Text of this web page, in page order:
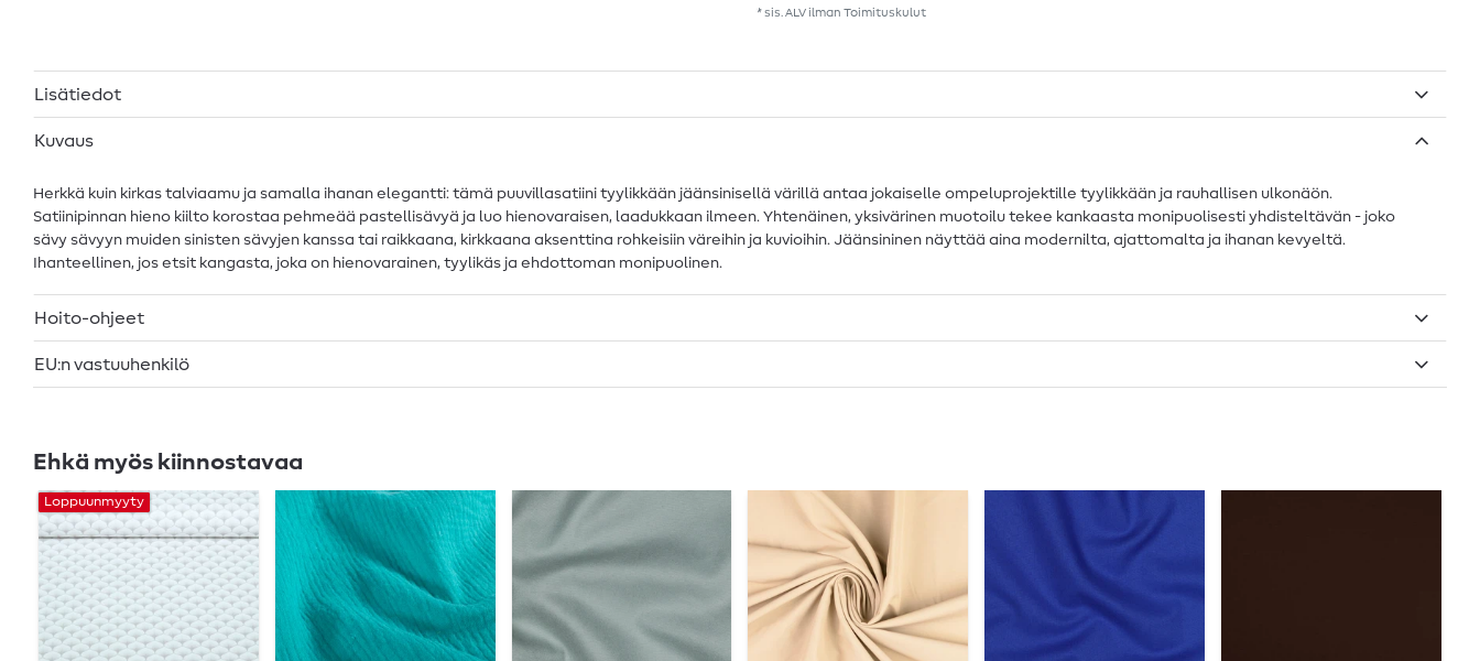
* sis. ALV ilman Toimituskulut
Lisätiedot
Kuvaus
Herkkä kuin kirkas talviaamu ja samalla ihanan elegantti: tämä puuvillasatiini tyylikkään jäänsinisellä värillä antaa jokaiselle ompeluprojektille tyylikkään ja rauhallisen ulkonäön.
Satiinipinnan hieno kiilto korostaa pehmeää pastellisävyä ja luo hienovaraisen, laadukkaan ilmeen. Yhtenäinen, yksivärinen muotoilu tekee kankaasta monipuolisesti yhdisteltävän - joko
sävy sävyyn muiden sinisten sävyjen kanssa tai raikkaana, kirkkaana aksenttina rohkeisiin väreihin ja kuvioihin. Jäänsininen näyttää aina modernilta, ajattomalta ja ihanan kevyeltä.
Ihanteellinen, jos etsit kangasta, joka on hienovarainen, tyylikäs ja ehdottoman monipuolinen.
Hoito-ohjeet
EU:n vastuuhenkilö
Ehkä myös kiinnostavaa
Loppuunmyyty